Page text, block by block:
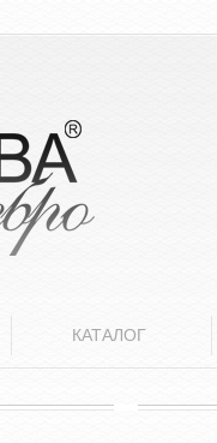
КАТАЛОГ